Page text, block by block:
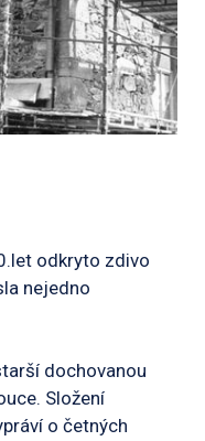
odkryto zdivo
nejedno
dochovanou
Složení
o četných